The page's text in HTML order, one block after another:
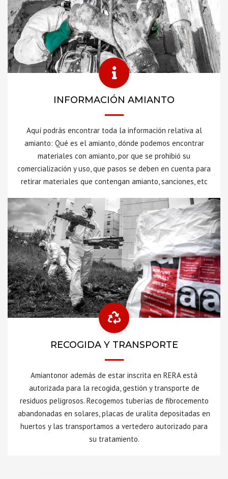
INFORMACIÓN AMIANTO
Aquí podrás encontrar toda la información relativa al
amianto: Qué es el amianto, dónde podemos encontrar
materiales con amianto, por que se prohibió su
comercialización y uso, que pasos se deben en cuenta para
retirar materiales que contengan amianto, sanciones, etc
RECOGIDA Y TRANSPORTE
Amiantonor además de estar inscrita en RERA está
autorizada para la recogida, gestión y transporte de
residuos peligrosos. Recogemos tuberías de fibrocemento
abandonadas en solares, placas de uralita depositadas en
huertos y las transportamos a vertedero autorizado para
su tratamiento.